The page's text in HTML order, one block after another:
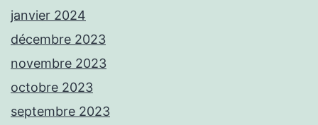
janvier 2024
décembre 2023
novembre 2023
octobre 2023
septembre 2023